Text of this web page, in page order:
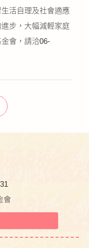
活自理及社會適應
步，大幅減輕家庭
會，請洽06-
會